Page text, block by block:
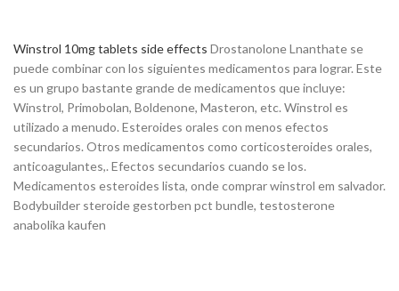
Winstrol 10mg tablets side effects Drostanolone Lnanthate se
puede combinar con los siguientes medicamentos para lograr. Este
es un grupo bastante grande de medicamentos que incluye:
Winstrol, Primobolan, Boldenone, Masteron, etc. Winstrol es
utilizado a menudo. Esteroides orales con menos efectos
secundarios. Otros medicamentos como corticosteroides orales,
anticoagulantes,. Efectos secundarios cuando se los.
Medicamentos esteroides lista, onde comprar winstrol em salvador.
Bodybuilder steroide gestorben pct bundle, testosterone
anabolika kaufen